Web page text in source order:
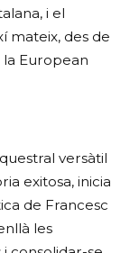
i el
mateix, des de
la European
versàtil
exitosa, inicia
de Francesc
les